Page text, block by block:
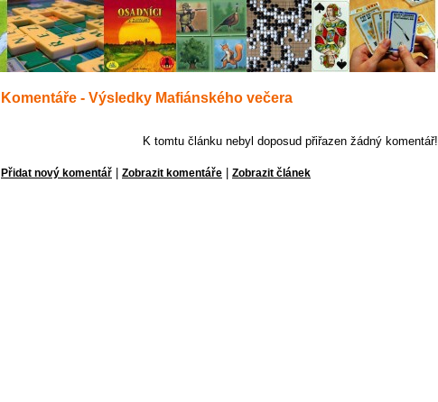
Komentáře - Výsledky Mafiánského večera
K tomtu článku nebyl doposud přiřazen žádný komentář!
Přidat nový komentář Zobrazit komentáře Zobrazit článek